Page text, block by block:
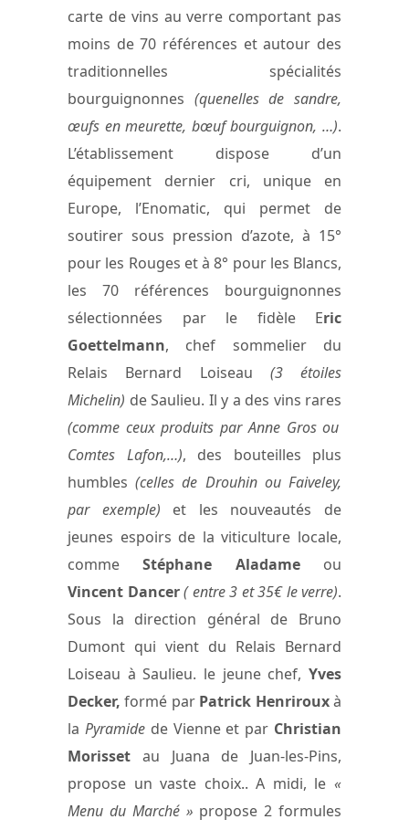
carte de vins au verre comportant pas
moins de 70 références et autour des
traditionnelles spécialités
bourguignonnes (quenelles de sandre,
œufs en meurette, bœuf bourguignon, …).
L’établissement dispose d’un
équipement dernier cri, unique en
Europe, l’Enomatic, qui permet de
soutirer sous pression d’azote, à 15°
pour les Rouges et à 8° pour les Blancs,
les 70 références bourguignonnes
sélectionnées par le fidèle Eric
Goettelmann, chef sommelier du
Relais Bernard Loiseau (3 étoiles
Michelin) de Saulieu. Il y a des vins rares
(comme ceux produits par Anne Gros ou
Comtes Lafon,…), des bouteilles plus
humbles (celles de Drouhin ou Faiveley,
par exemple) et les nouveautés de
jeunes espoirs de la viticulture locale,
commeStéphane Aladameou
Vincent Dancer ( entre 3 et 35€ le verre).
Sous la direction général de Bruno
Dumont qui vient du Relais Bernard
Loiseau à Saulieu. le jeune chef, Yves
Decker, formé par Patrick Henrirouxà
la Pyramidede Vienne et par Christian
Morisset au Juana de Juan-les-Pins,
propose un vaste choix.. A midi, le «
Menu du Marché » propose 2 formules